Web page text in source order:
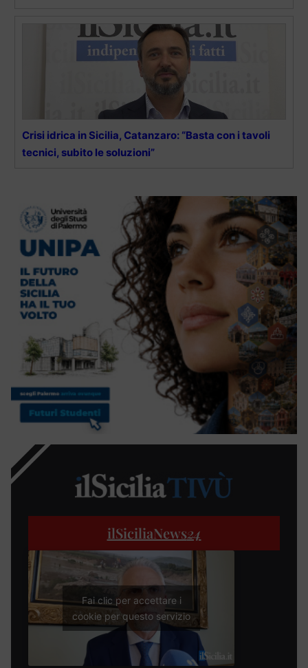
Crisi idrica in Sicilia, Catanzaro: “Basta con i tavoli
tecnici, subito le soluzioni”
ilSiciliaNews24
Fai clic per accettare i
cookie per questo servizio